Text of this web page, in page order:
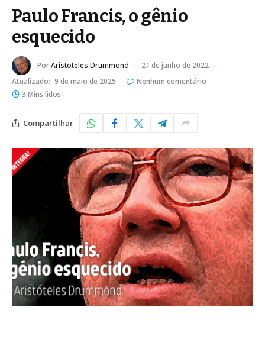
Paulo Francis, o gênio
esquecido
PorAristoteles Drummond
21 de junho de 2022
Atualizado: 9 de maio de 2025
Nenhum comentário
3 Mins lidos
Compartilhar